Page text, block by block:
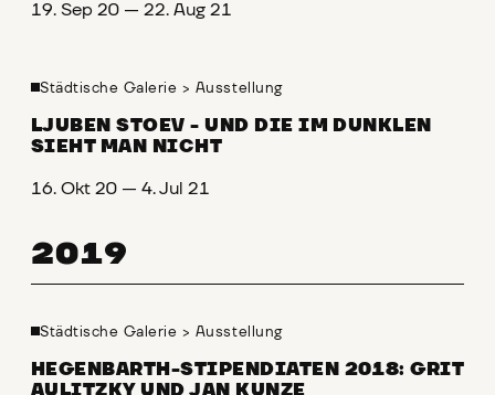
19. Sep 20 — 22. Aug 21
Städtische Galerie > Ausstellung
LJUBEN STOEV - UND DIE IM DUNKLEN
SIEHT MAN NICHT
16. Okt 20 — 4. Jul 21
2019
Städtische Galerie > Ausstellung
HEGENBARTH-STIPENDIATEN 2018: GRIT
AULITZKY UND JAN KUNZE